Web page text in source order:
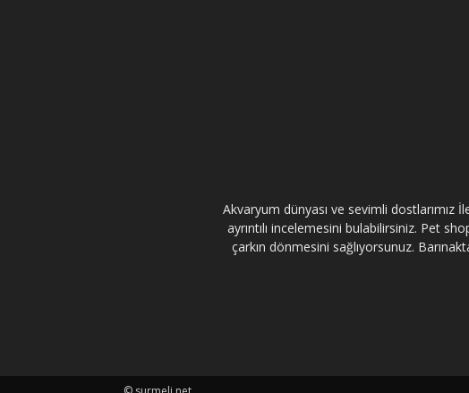
Akvaryum dünyası ve sevimli dostlarımız
ayrıntılı incelemesini bulabilirsiniz. Pet
çarkın dönmesini sağlıyorsunuz.